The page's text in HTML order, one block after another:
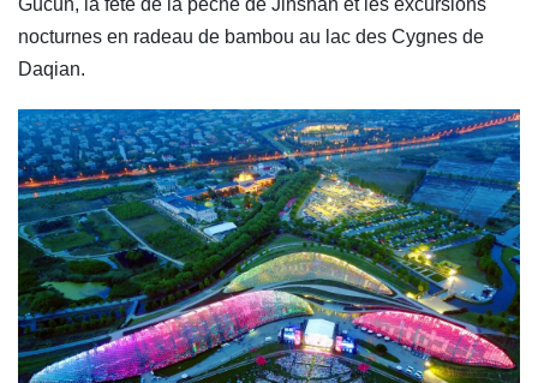
Gucun, la fête de la pêche de Jinshan et les excursions
nocturnes en radeau de bambou au lac des Cygnes de
Daqian.